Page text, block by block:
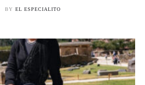
BY EL ESPECIALITO